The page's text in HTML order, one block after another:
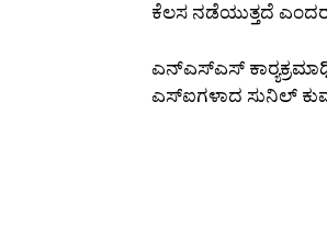
ಕೆಲಸ ನಡೆಯುತ್ತದೆ
ಎನ್‌ಎಸ್‌ಎಸ್
ಎಸ್‌ಐಗಳಾದ ಸುನಿಲ್